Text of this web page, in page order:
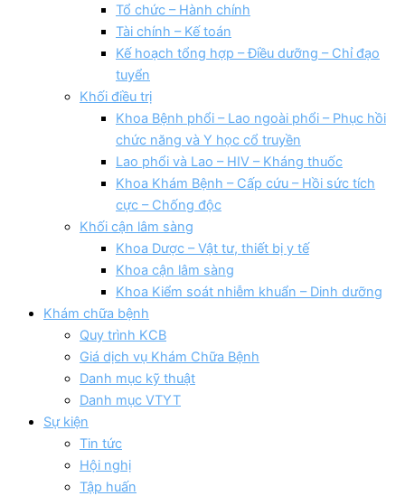
Tổ chức – Hành chính
Tài chính – Kế toán
Kế hoạch tổng hợp – Điều dưỡng – Chỉ đạo
tuyển
Khối điều trị
Khoa Bệnh phổi – Lao ngoài phổi – Phục hồi
chức năng và Y học cổ truyền
Lao phổi và Lao – HIV – Kháng thuốc
Khoa Khám Bệnh – Cấp cứu – Hồi sức tích
cực – Chống độc
Khối cận lâm sàng
Khoa Dược – Vật tư, thiết bị y tế
Khoa cận lâm sàng
Khoa Kiểm soát nhiễm khuẩn – Dinh dưỡng
Khám chữa bệnh
Quy trình KCB
Giá dịch vụ Khám Chữa Bệnh
Danh mục kỹ thuật
Danh mục VTYT
Sự kiện
Tin tức
Hội nghị
Tập huấn